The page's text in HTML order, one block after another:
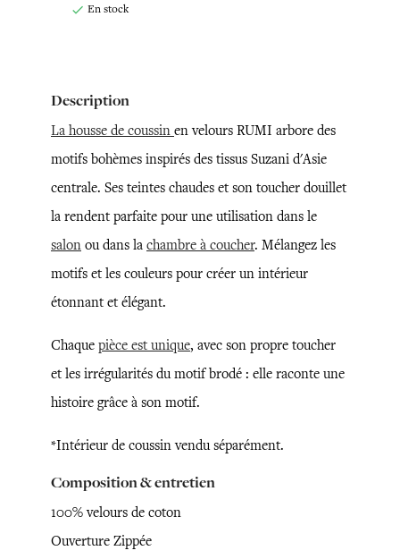
 En stock
Description
La housse de coussin en velours RUMI arbore des
motifs bohèmes inspirés des tissus Suzani d'Asie
centrale. Ses teintes chaudes et son toucher douillet
la rendent parfaite pour une utilisation dans le
salon ou dans la chambre à coucher. Mélangez les
motifs et les couleurs pour créer un intérieur
étonnant et élégant.
Chaque pièce est unique, avec son propre toucher
et les irrégularités du motif brodé : elle raconte une
histoire grâce à son motif.
*Intérieur de coussin vendu séparément.
Composition & entretien
100% velours de coton
Ouverture Zippée